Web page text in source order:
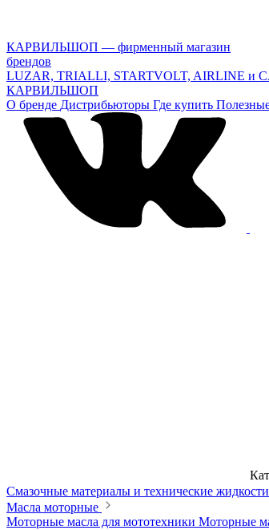
КАРВИЛЬШОП — фирменный магазин
брендов
LUZAR, TRIALLI, STARTVOLT, AIRLINE и
КАРВИЛЬШОП
О бренде Дистрибьюторы Где купить
Смазочные материалы и технические жидкости
Масла моторные
Моторные масла для мототехники Моторные